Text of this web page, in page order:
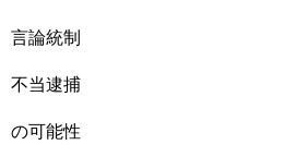
言論統制
不当逮捕
の可能性